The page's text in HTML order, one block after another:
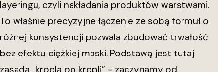
layeringu, czyli nakładania produktów warstwami.
To właśnie precyzyjne łączenie ze sobą formuł o
różnej konsystencji pozwala zbudować trwałość
bez efektu ciężkiej maski. Podstawą jest tutaj
zasada „kropla po kropli” - zaczynamy od